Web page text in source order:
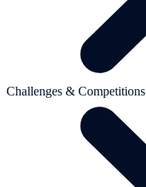
Challenges & Competitions